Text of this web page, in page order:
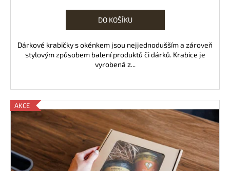
DO KOŠÍKU
Dárkové krabičky s okénkem jsou nejjednodušším a zároveň
stylovým způsobem balení produktů či dárků. Krabice je
vyrobená z...
AKCE